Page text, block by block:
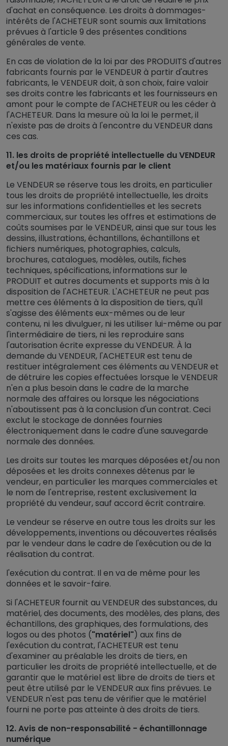
d'achat en conséquence. Les droits à dommages-
intérêts de l'ACHETEUR sont soumis aux limitations
prévues à l'article 9 des présentes conditions
générales de vente.
En cas de violation de la loi par des PRODUITS d'autres
fabricants fournis par le VENDEUR à partir d'autres
fabricants, le VENDEUR doit, à son choix, faire valoir
ses droits contre les fabricants et les fournisseurs en
amont pour le compte de l'ACHETEUR ou les céder à
l'ACHETEUR. Dans la mesure où la loi le permet, il
n'existe pas de droits à l'encontre du VENDEUR dans
ces cas.
11. les droits de propriété intellectuelle du VENDEUR
et/ou les matériaux fournis par le client
Le VENDEUR se réserve tous les droits, en particulier
tous les droits de propriété intellectuelle, les droits
sur les informations confidentielles et les secrets
commerciaux, sur toutes les offres et estimations de
coûts soumises par le VENDEUR, ainsi que sur tous les
dessins, illustrations, échantillons, échantillons et
fichiers numériques, photographies, calculs,
brochures, catalogues, modèles, outils, fiches
techniques, spécifications, informations sur le
PRODUIT et autres documents et supports mis à la
disposition de l'ACHETEUR. L'ACHETEUR ne peut pas
mettre ces éléments à la disposition de tiers, qu'il
s'agisse des éléments eux-mêmes ou de leur
contenu, ni les divulguer, ni les utiliser lui-même ou par
l'intermédiaire de tiers, ni les reproduire sans
l'autorisation écrite expresse du VENDEUR. À la
demande du VENDEUR, l'ACHETEUR est tenu de
restituer intégralement ces éléments au VENDEUR et
de détruire les copies effectuées lorsque le VENDEUR
n'en a plus besoin dans le cadre de la marche
normale des affaires ou lorsque les négociations
n'aboutissent pas à la conclusion d'un contrat. Ceci
exclut le stockage de données fournies
électroniquement dans le cadre d'une sauvegarde
normale des données.
Les droits sur toutes les marques déposées et/ou non
déposées et les droits connexes détenus par le
vendeur, en particulier les marques commerciales et
le nom de l'entreprise, restent exclusivement la
propriété du vendeur, sauf accord écrit contraire.
Le vendeur se réserve en outre tous les droits sur les
développements, inventions ou découvertes réalisés
par le vendeur dans le cadre de l'exécution ou de la
réalisation du contrat.
l'exécution du contrat. Il en va de même pour les
données et le savoir-faire.
Si l'ACHETEUR fournit au VENDEUR des substances, du
matériel, des documents, des modèles, des plans, des
échantillons, des graphiques, des formulations, des
logos ou des photos ("matériel") aux fins de
l'exécution du contrat, l'ACHETEUR est tenu
d'examiner au préalable les droits de tiers, en
particulier les droits de propriété intellectuelle, et de
garantir que le matériel est libre de droits de tiers et
peut être utilisé par le VENDEUR aux fins prévues. Le
VENDEUR n'est pas tenu de vérifier que le matériel
fourni ne porte pas atteinte à des droits de tiers.
12. Avis de non-responsabilité - échantillonnage
numérique